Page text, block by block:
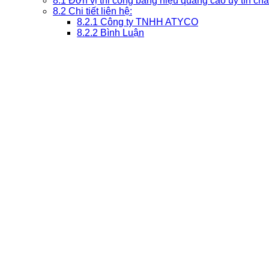
8.2 Chi tiết liên hệ:
8.2.1 Công ty TNHH ATYCO
8.2.2 Bình Luận